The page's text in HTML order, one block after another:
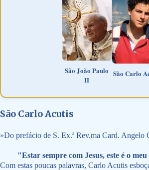
São João Paulo
II
São Carlo
São Carlo Acutis
»Do prefácio de S. Ex.ª Rev.ma Card. Angelo
"Estar sempre com Jesus, este é o
Com estas poucas palavras, Carlo Acutis